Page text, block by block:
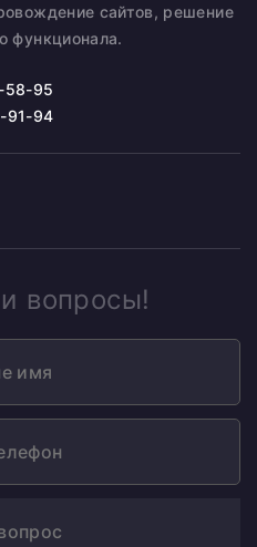
сайтов, решение
функционала.
58-95
91-94
вопросы!